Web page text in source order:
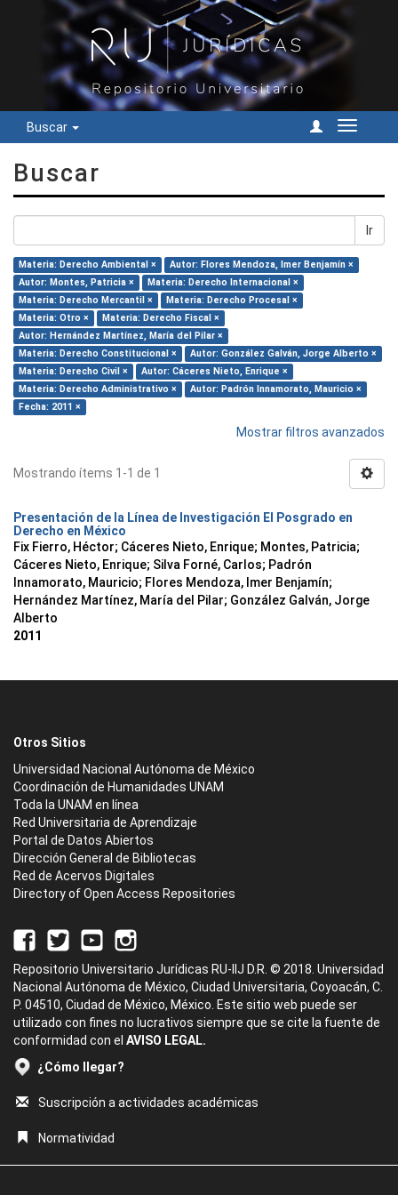
Buscar
Cambiar
Buscar
Ir
Materia: Derecho Ambiental ×
Autor: Flores Mendoza, Imer Benjamín ×
Autor: Montes, Patricia ×
Materia: Derecho Internacional ×
Materia: Derecho Mercantil ×
Materia: Derecho Procesal ×
Materia: Otro ×
Materia: Derecho Fiscal ×
Autor: Hernández Martínez, María del Pilar ×
Materia: Derecho Constitucional ×
Autor: González Galván, Jorge Alberto ×
Materia: Derecho Civil ×
Autor: Cáceres Nieto, Enrique ×
Materia: Derecho Administrativo ×
Autor: Padrón Innamorato, Mauricio ×
Fecha: 2011 ×
Mostrar filtros avanzados
Mostrando ítems 1-1 de 1
Presentación de la Línea de Investigación El Posgrado en
Derecho en México
Fix Fierro, Héctor; Cáceres Nieto, Enrique; Montes, Patricia;
Cáceres Nieto, Enrique; Silva Forné, Carlos; Padrón
Innamorato, Mauricio; Flores Mendoza, Imer Benjamín;
Hernández Martínez, María del Pilar; González Galván, Jorge
Alberto
2011
Otros Sitios
Universidad Nacional Autónoma de México
Coordinación de Humanidades UNAM
Toda la UNAM en línea
Red Universitaria de Aprendizaje
Portal de Datos Abiertos
Dirección General de Bibliotecas
Red de Acervos Digitales
Directory of Open Access Repositories
Repositorio Universitario Jurídicas RU-IIJ D.R. © 2018. Universidad
Nacional Autónoma de México, Ciudad Universitaria, Coyoacán, C.
P. 04510, Ciudad de México, México. Este sitio web puede ser
utilizado con fines no lucrativos siempre que se cite la fuente de
conformidad con el AVISO LEGAL.
¿Cómo llegar?
Suscripción a actividades académicas
Normatividad